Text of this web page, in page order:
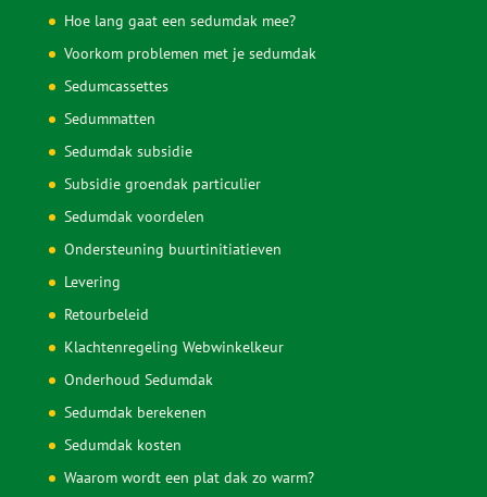
Hoe lang gaat een sedumdak mee?
Voorkom problemen met je sedumdak
Sedumcassettes
Sedummatten
Sedumdak subsidie
Subsidie groendak particulier
Sedumdak voordelen
Ondersteuning buurtinitiatieven
Levering
Retourbeleid
Klachtenregeling Webwinkelkeur
Onderhoud Sedumdak
Sedumdak berekenen
Sedumdak kosten
Waarom wordt een plat dak zo warm?